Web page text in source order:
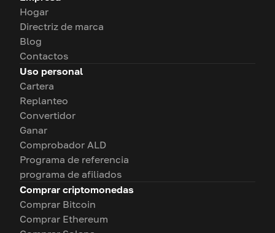
Hogar
Directriz de marca
Blog
Contactos
Uso personal
Cartera
Replanteo
Convertidor
Ganar
Comprobador ALD
Programa de referencia
programa de afiliados
Comprar criptomonedas
Comprar Bitcoin
Comprar Ethereum